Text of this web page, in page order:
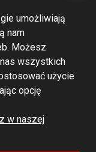
umożliwiają
nam
Możesz
wszystkich
użycie
opcję
w naszej